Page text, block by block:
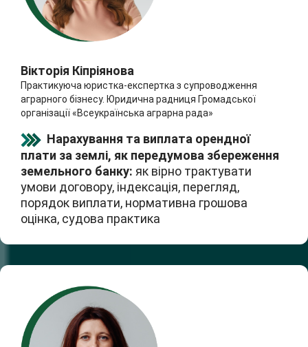
Вікторія Кіпріянова
Практикуюча юристка-експертка з супроводження
аграрного бізнесу. Юридична радниця Громадської
організації «Всеукраїнська аграрна рада»
Нарахування та виплата орендної
плати за землі, як передумова збереження
земельного банку: як вірно трактувати
умови договору, індексація, перегляд,
порядок виплати, нормативна грошова
оцінка, судова практика